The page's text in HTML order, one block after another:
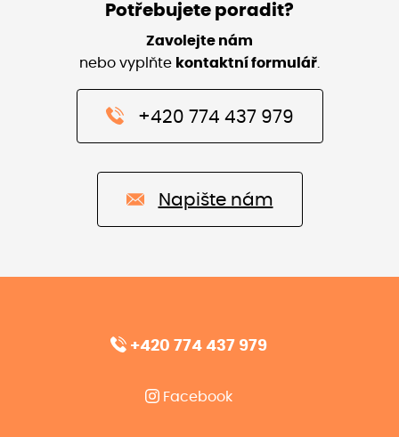
Potřebujete poradit?
Zavolejte nám
nebo vyplňte kontaktní formulář
+420 774 437 979
Napište nám
+420 774 437 979
Facebook